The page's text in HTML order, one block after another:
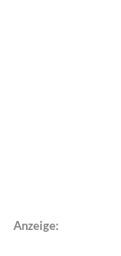
Anzeige: